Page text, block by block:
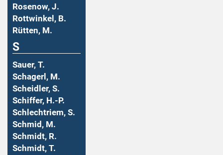
Rosenow, J.
Rottwinkel, B.
Rütten, M.
S
Sauer, T.
Schagerl, M.
Scheidler, S.
Schiffer, H.-P.
Schlechtriem, S.
Schmid, M.
Schmidt, R.
Schmidt, T.